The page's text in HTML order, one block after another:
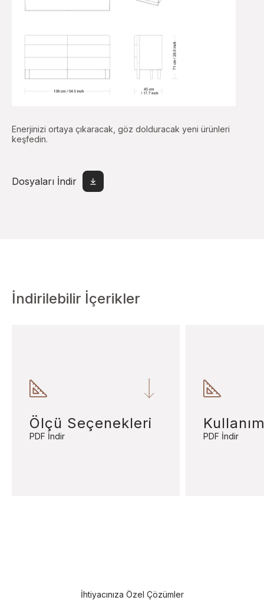
Enerjinizi ortaya çıkaracak, göz dolduracak yeni ürünleri
keşfedin.
Dosyaları İndir
İndirilebilir İçerikler
Ölçü Seçenekleri
PDF İndir PDF İndir
İhtiyacınıza Özel Çözümler